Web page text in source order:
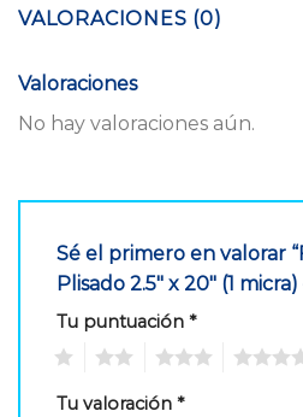
VALORACIONES (0)
Valoraciones
No hay valoraciones aún.
Sé el primero en valorar
Plisado 2.5″ x 20″ (1
Tu puntuación *
Tu valoración *